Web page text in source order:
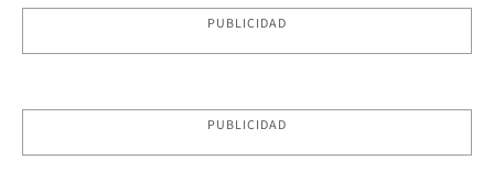
PUBLICIDAD
PUBLICIDAD